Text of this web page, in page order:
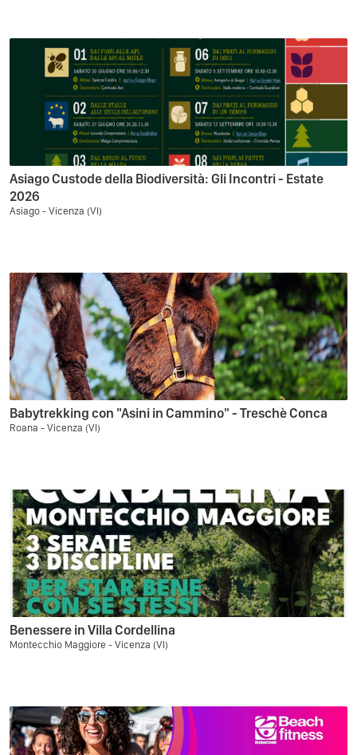
Asiago Custode della Biodiversità: Gli Incontri - Estate
2026
Asiago - Vicenza (VI)
Babytrekking con "Asini in Cammino" - Treschè Conca
Roana - Vicenza (VI)
Benessere in Villa Cordellina
Montecchio Maggiore - Vicenza (VI)